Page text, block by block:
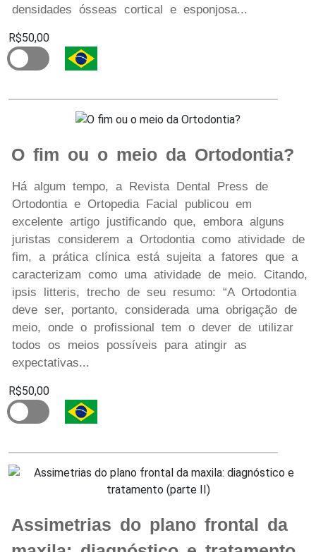
densidades ósseas cortical e esponjosa...
R$50,00
O fim ou o meio da Ortodontia?
Há algum tempo, a Revista Dental Press de
Ortodontia e Ortopedia Facial publicou em
excelente artigo justificando que, embora alguns
juristas considerem a Ortodontia como atividade de
fim, a prática clínica está sujeita a fatores que a
caracterizam como uma atividade de meio. Citando,
ipsis litteris, trecho de seu resumo: “A Ortodontia
deve ser, portanto, considerada uma obrigação de
meio, onde o profissional tem o dever de utilizar
todos os meios possíveis para atingir as
expectativas...
R$50,00
Assimetrias do plano frontal da